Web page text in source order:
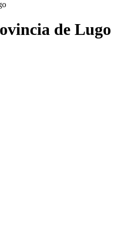
de Lugo